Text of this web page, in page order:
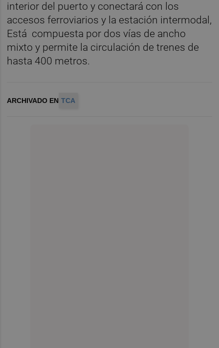
interior del puerto y conectará con los
accesos ferroviarios y la estación intermodal,
Está compuesta por dos vías de ancho
mixto y permite la circulación de trenes de
hasta 400 metros.
ARCHIVADO EN TCA